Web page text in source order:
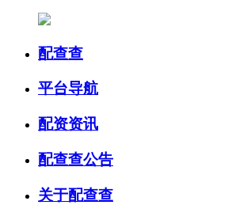
配查查
平台导航
配资资讯
配查查公告
关于配查查